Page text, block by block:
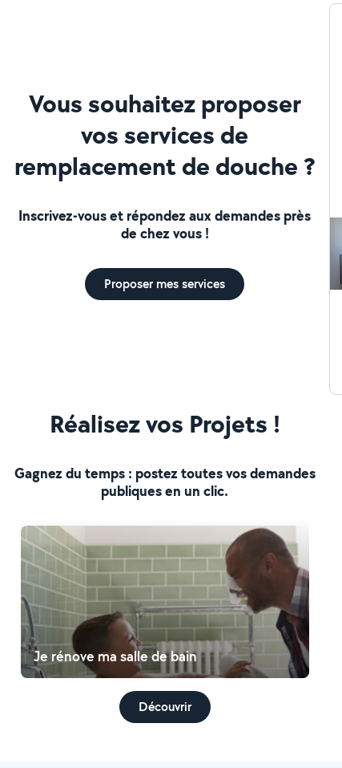
Vous souhaitez proposer
vos services de
remplacement de douche ?
Inscrivez-vous et répondez aux demandes près
de chez vous !
Proposer mes services
Réalisez vos Projets !
Gagnez du temps : postez toutes vos demandes
publiques en un clic.
Je rénove ma salle de bain
Découvrir